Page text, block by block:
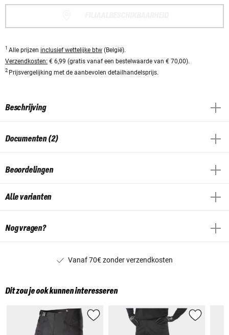
1 Alle prijzen inclusief wettelijke btw (België).
Verzendkosten: € 6,99 (gratis vanaf een bestelwaarde van € 70,00).
2 Prijsvergelijking met de aanbevolen detailhandelsprijs.
Beschrijving
Documenten (2)
Beoordelingen
Alle varianten
Nog vragen?
Vanaf 70€ zonder verzendkosten
Dit zou je ook kunnen interesseren